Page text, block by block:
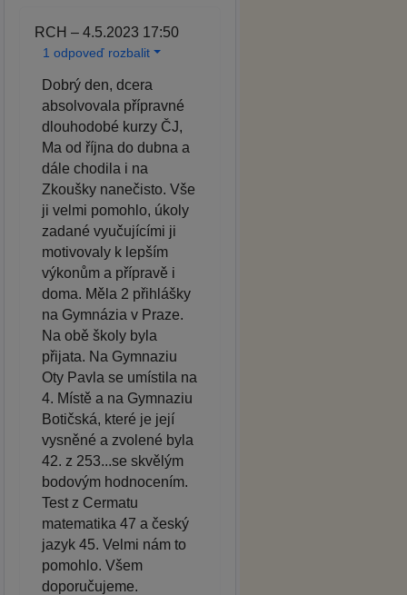
RCH – 4.5.2023 17:50
1 odpoveď rozbalit
Dobrý den, dcera
absolvovala přípravné
dlouhodobé kurzy ČJ,
Ma od října do dubna a
dále chodila i na
Zkoušky nanečisto. Vše
ji velmi pomohlo, úkoly
zadané vyučujícími ji
motivovaly k lepším
výkonům a přípravě i
doma. Měla 2 přihlášky
na Gymnázia v Praze.
Na obě školy byla
přijata. Na Gymnaziu
Oty Pavla se umístila na
4. Místě a na Gymnaziu
Botičská, které je její
vysněné a zvolené byla
42. z 253...se skvělým
bodovým hodnocením.
Test z Cermatu
matematika 47 a český
jazyk 45. Velmi nám to
pomohlo. Všem
doporučujeme.